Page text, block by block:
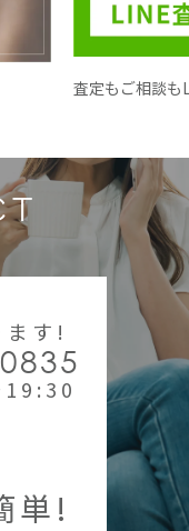
査定もご相談も
ます!
単!